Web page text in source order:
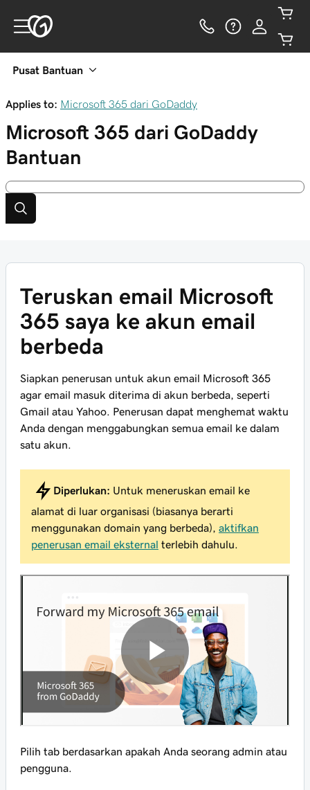
Pusat Bantuan
Applies to: Microsoft 365 dari GoDaddy
Microsoft 365 dari GoDaddy
Bantuan
Teruskan email Microsoft
365 saya ke akun email
berbeda
Siapkan penerusan untuk akun email Microsoft 365
agar email masuk diterima di akun berbeda, seperti
Gmail atau Yahoo. Penerusan dapat menghemat waktu
Anda dengan menggabungkan semua email ke dalam
satu akun.
Diperlukan: Untuk meneruskan email ke
alamat di luar organisasi (biasanya berarti
menggunakan domain yang berbeda), aktifkan
penerusan email eksternal terlebih dahulu.
Pilih tab berdasarkan apakah Anda seorang admin atau
pengguna.